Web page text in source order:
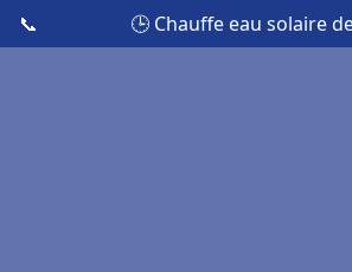
📞 🕒 Chauffe eau solaire